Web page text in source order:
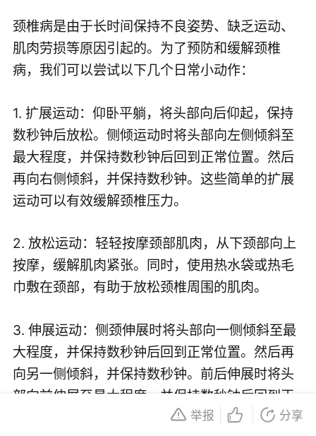
颈椎病是由于长时间保持不良姿势、缺乏运动、
肌肉劳损等原因引起的。为了预防和缓解颈椎
病，我们可以尝试以下几个日常小动作：
1. 扩展运动：仰卧平躺，将头部向后仰起，保持
数秒钟后放松。侧倾运动时将头部向左侧倾斜至
最大程度，并保持数秒钟后回到正常位置。然后
再向右侧倾斜，并保持数秒钟。这些简单的扩展
运动可以有效缓解颈椎压力。
2. 放松运动：轻轻按摩颈部肌肉，从下颈部向上
按摩，缓解肌肉紧张。同时，使用热水袋或热毛
巾敷在颈部，有助于放松颈椎周围的肌肉。
3. 伸展运动：侧颈伸展时将头部向一侧倾斜至最
大程度，并保持数秒钟后回到正常位置。然后再
向另一侧倾斜，并保持数秒钟。前后伸展时将头
部向前伸展至最大程度，并保持数秒钟后回到正
常位置。然后再向后仰起，并保持数秒钟。这些
举报 分享